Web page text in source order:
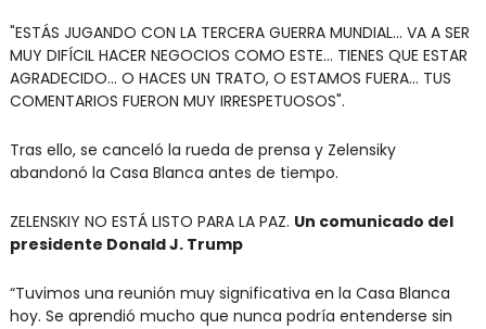
"ESTÁS JUGANDO CON LA TERCERA GUERRA MUNDIAL... VA A SER
MUY DIFÍCIL HACER NEGOCIOS COMO ESTE... TIENES QUE ESTAR
AGRADECIDO... O HACES UN TRATO, O ESTAMOS FUERA... TUS
COMENTARIOS FUERON MUY IRRESPETUOSOS".
Tras ello, se canceló la rueda de prensa y Zelensiky
abandonó la Casa Blanca antes de tiempo.
ZELENSKIY NO ESTÁ LISTO PARA LA PAZ. Un comunicado del
presidente Donald J. Trump
“Tuvimos una reunión muy significativa en la Casa Blanca
hoy. Se aprendió mucho que nunca podría entenderse sin